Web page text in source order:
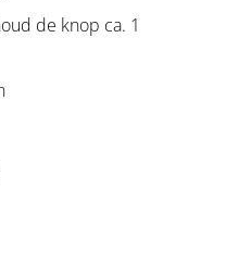
de knop ca. 1